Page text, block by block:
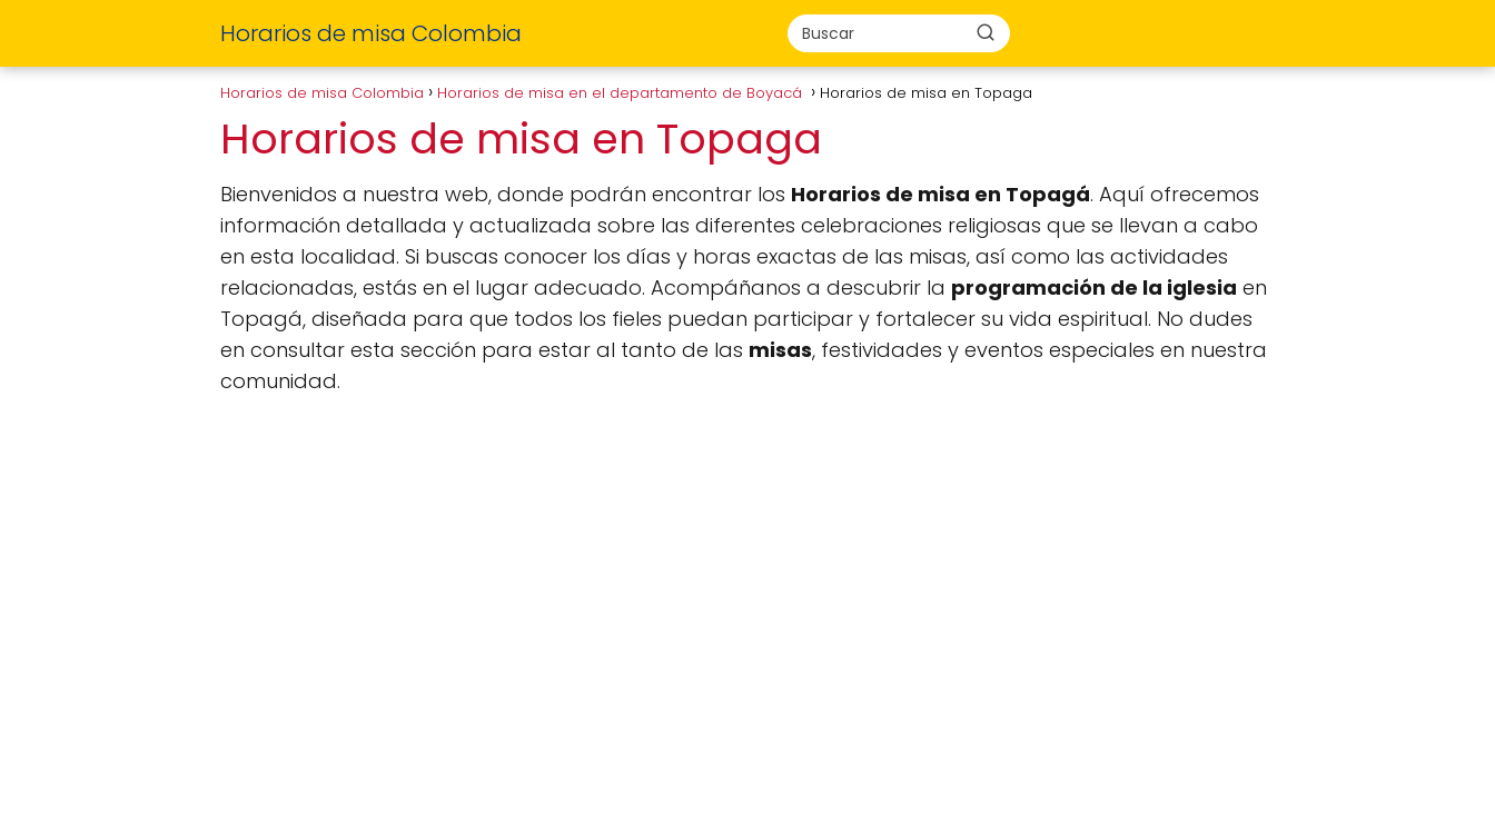
Horarios de misa Colombia
Horarios de misa Colombia Horarios de misa en el departamento de Boyacá Horarios de misa en Topaga
Horarios de misa en Topaga
Bienvenidos a nuestra web, donde podrán encontrar los Horarios de misa en Topagá. Aquí ofrecemos
información detallada y actualizada sobre las diferentes celebraciones religiosas que se llevan a cabo
en esta localidad. Si buscas conocer los días y horas exactas de las misas, así como las actividades
relacionadas, estás en el lugar adecuado. Acompáñanos a descubrir la programación de la iglesia en
Topagá, diseñada para que todos los fieles puedan participar y fortalecer su vida espiritual. No dudes
en consultar esta sección para estar al tanto de las misas, festividades y eventos especiales en nuestra
comunidad.